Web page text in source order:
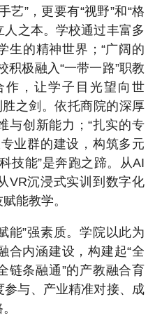
艺”，更要有“视野”和“格
人之本。学校通过丰富多
生的精神世界；“广阔的
积极融入“一带一路”职教
，让学子目光望向世
胜之剑。依托商院的深厚
与创新能力；“扎实的专
业群的建设，构筑多元
技能”是奔跑之蹄。从AI
VR沉浸式实训到数字化
能教学。
能”强素质。学院以此为
合内涵建设，构建起“全
链条融通”的产教融合育
参与、产业精准对接、成